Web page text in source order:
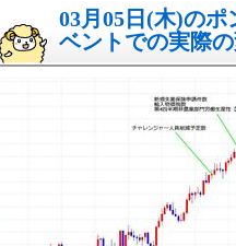
03月05日(木)の
ベントでの実際